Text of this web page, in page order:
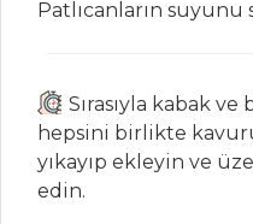
Biber Beğendili
Kızartılmış Limonlu
Dil Balığı
Deniz mahsüllü
Patlıcanların
Sırasıyla kabak
hepsini birlikte
yıkayıp ekleyin ve
edin.